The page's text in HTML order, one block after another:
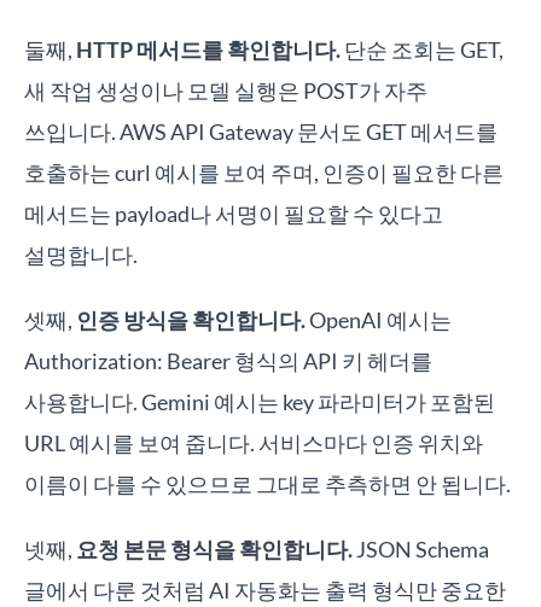
둘째, HTTP 메서드를 확인합니다. 단순 조회는 GET,
새 작업 생성이나 모델 실행은 POST가 자주
쓰입니다. AWS API Gateway 문서도 GET 메서드를
호출하는 curl 예시를 보여 주며, 인증이 필요한 다른
메서드는 payload나 서명이 필요할 수 있다고
설명합니다.
셋째, 인증 방식을 확인합니다.OpenAI 예시는
Authorization: Bearer 형식의 API 키 헤더를
사용합니다. Gemini 예시는 key 파라미터가 포함된
URL 예시를 보여 줍니다. 서비스마다 인증 위치와
이름이 다를 수 있으므로 그대로 추측하면 안 됩니다.
넷째, 요청 본문 형식을 확인합니다.JSON Schema
글에서 다룬 것처럼 AI 자동화는 출력 형식만 중요한